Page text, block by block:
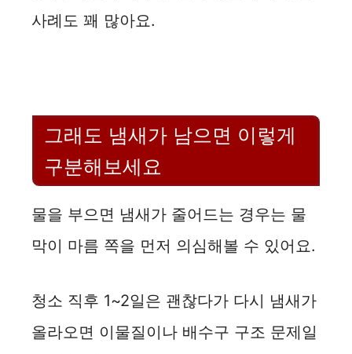
사례도 꽤 많아요.
그래도 냄새가 남으면 이렇게
구분해보세요
물을 부으면 냄새가 줄어드는 경우는 물
막이 마름 쪽을 먼저 의심해볼 수 있어요.
청소 직후 1~2일은 괜찮다가 다시 냄새가
올라오면 이물질이나 배수구 구조 문제일